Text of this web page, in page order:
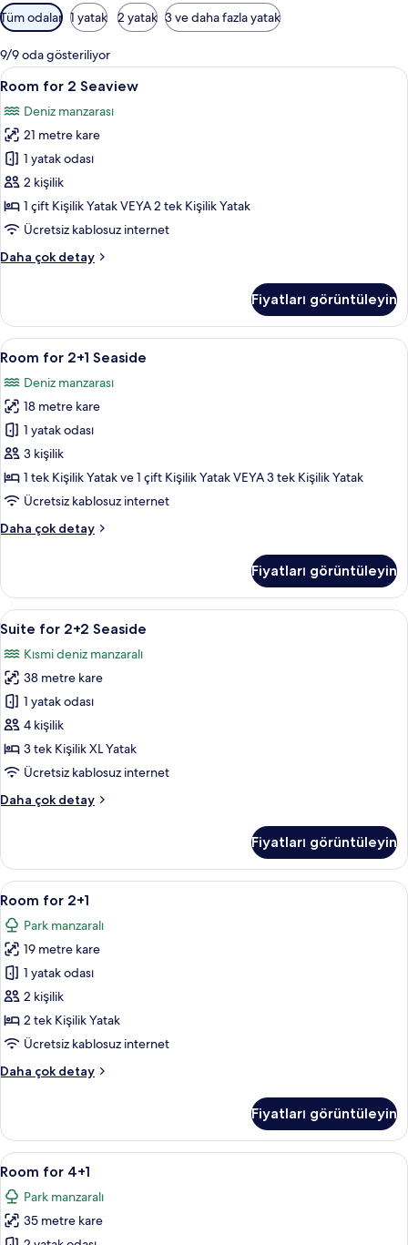
Odalar
için
mevcut
filtreler
Tüm odalar 1 yatak 2 yatak 3 ve daha fazla yatak
9/9 oda gösteriliyor
Room
for
2
Seaview
için
tüm
fotoğrafları
görün
Room for 2 Seaview | Minibar,
5
Room for 2 Seaview
Deniz manzarası
21 metre kare
1 yatak odası
2 kişilik
1 çift Kişilik Yatak VEYA 2 tek Kişilik Yatak
Ücretsiz kablosuz internet
Daha çok detay
Room
hakkında
daha
fazla
Fiyatları görüntüleyin
Room
for
2+1
Seaside
için
tüm
fotoğrafları
görün
4
Room for 2+1 Seaside
Deniz manzarası
18 metre kare
1 yatak odası
3 kişilik
1 tek Kişilik Yatak ve 1 çift Kişilik Yatak VEYA 3 tek Kişilik Yatak
Ücretsiz kablosuz internet
Daha çok detay
Room
hakkında
daha
fazla
Fiyatları görüntüleyin
Suite
for
2+2
Seaside
için
tüm
fotoğrafları
görün
Suite for 2+2 Seaside | Minibar,
6
Suite for 2+2 Seaside
Kısmi deniz manzaralı
38 metre kare
1 yatak odası
4 kişilik
3 tek Kişilik XL Yatak
Ücretsiz kablosuz internet
Daha çok detay
Suite
hakkında
daha
fazla
Fiyatları görüntüleyin
Room
for
2+1
için
tüm
fotoğrafları
görün
Minibar, odada kasa, masa, güneşlik/
5
Room for 2+1
Park manzaralı
19 metre kare
1 yatak odası
2 kişilik
2 tek Kişilik Yatak
Ücretsiz kablosuz internet
Daha çok detay
Room
daha
fazla
detay
Fiyatları görüntüleyin
Room
for
4+1
için
Minibar, odada kasa, masa, güneşlik/
4
Room for 4+1
Park manzaralı
35 metre kare